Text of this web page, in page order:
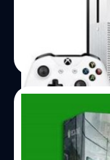
|
Read More
ในที่สุด
อเมริกา)